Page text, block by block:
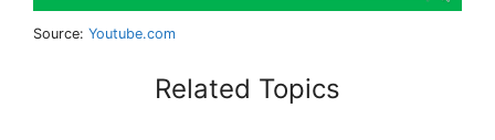
Source: Youtube.com
Related Topics